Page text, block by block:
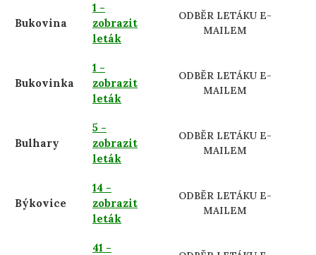
Bukovina
1 -
zobrazit
leták
ODBĚR LETÁKU E-
MAILEM
Bukovinka
1 -
zobrazit
leták
ODBĚR LETÁKU E-
MAILEM
Bulhary
5 -
zobrazit
leták
ODBĚR LETÁKU E-
MAILEM
Býkovice
14 -
zobrazit
leták
ODBĚR LETÁKU E-
MAILEM
41 -